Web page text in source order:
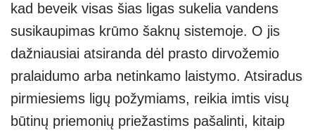
kad beveik visas šias ligas sukelia vandens
susikaupimas krūmo šaknų sistemoje. O jis
dažniausiai atsiranda dėl prasto dirvožemio
pralaidumo arba netinkamo laistymo. Atsiradus
pirmiesiems ligų požymiams, reikia imtis visų
būtinų priemonių priežastims pašalinti, kitaip